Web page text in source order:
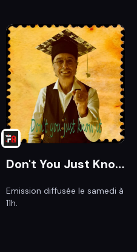
Don't You Just Know It !
Emission diffusée le samedi à
11h.